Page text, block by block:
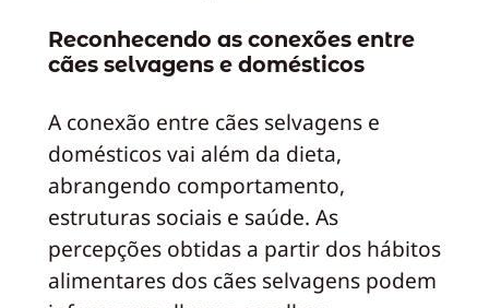
Reconhecendo as conexões entre
cães selvagens e domésticos
A conexão entre cães selvagens e
domésticos vai além da dieta,
abrangendo comportamento,
estruturas sociais e saúde. As
percepções obtidas a partir dos hábitos
alimentares dos cães selvagens podem